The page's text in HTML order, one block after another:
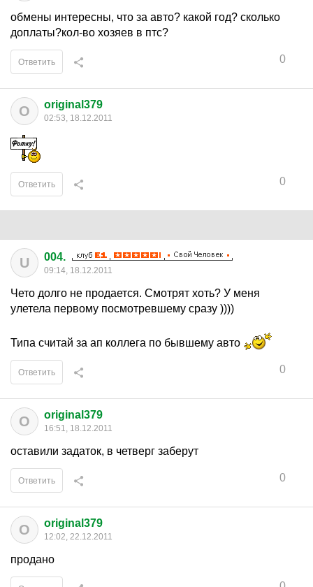
обмены интересны, что за авто? какой год? сколько
доплаты?кол-во хозяев в птс?
0
Ответить
O original379
02:53, 18.12.2011
0
Ответить
U 004.
09:14, 18.12.2011
Чето долго не продается. Смотрят хоть? У меня
улетела первому посмотревшему сразу ))))
Типа считай за ап коллега по бывшему авто
0
Ответить
O original379
16:51, 18.12.2011
оставили задаток, в четверг заберут
0
Ответить
O original379
12:02, 22.12.2011
продано